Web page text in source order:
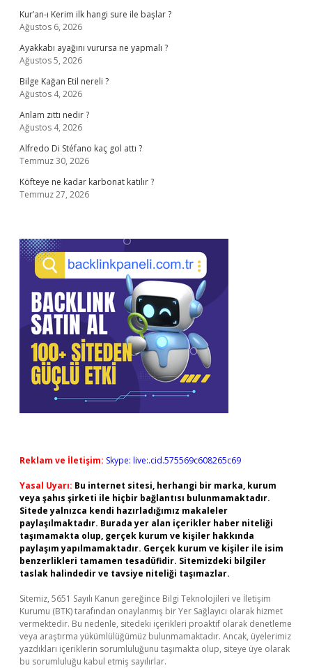
Kur’an-ı Kerim ilk hangi sure ile başlar ?
Ağustos 6, 2026
Ayakkabı ayağını vurursa ne yapmalı ?
Ağustos 5, 2026
Bilge Kağan Etil nereli ?
Ağustos 4, 2026
Anlam zıttı nedir ?
Ağustos 4, 2026
Alfredo Di Stéfano kaç gol attı ?
Temmuz 30, 2026
Köfteye ne kadar karbonat katılır ?
Temmuz 27, 2026
Reklam ve İletişim: Skype: live:.cid.575569c608265c69
Yasal Uyarı: Bu internet sitesi, herhangi bir marka, kurum
veya şahıs şirketi ile hiçbir bağlantısı bulunmamaktadır.
Sitede yalnızca kendi hazırladığımız makaleler
paylaşılmaktadır. Burada yer alan içerikler haber niteliği
taşımamakta olup, gerçek kurum ve kişiler hakkında
paylaşım yapılmamaktadır. Gerçek kurum ve kişiler ile isim
benzerlikleri tamamen tesadüfidir. Sitemizdeki bilgiler
taslak halindedir ve tavsiye niteliği taşımazlar.
Sitemiz, 5651 Sayılı Kanun gereğince Bilgi Teknolojileri ve İletişim
Kurumu (BTK) tarafından onaylanmış bir Yer Sağlayıcı olarak hizmet
vermektedir. Bu nedenle, sitedeki içerikleri proaktif olarak denetleme
veya araştırma yükümlülüğümüz bulunmamaktadır. Ancak, üyelerimiz
yazdıkları içeriklerin sorumluluğunu taşımakta olup, siteye üye olarak
bu sorumluluğu kabul etmiş sayılırlar.